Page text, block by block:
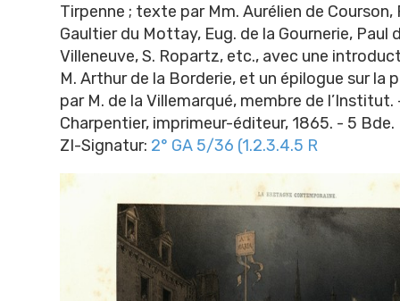
Tirpenne ; texte par Mm. Aurélien de Courson,
Gaultier du Mottay, Eug. de la Gournerie, Paul
Villeneuve, S. Ropartz, etc., avec une
M. Arthur de la Borderie, et un épilogue sur la
par M. de la Villemarqué, membre de l’Institut.
Charpentier, imprimeur-éditeur, 1865. - 5 Bde.
ZI-Signatur: 2° GA 5/36 (1.2.3.4.5 R